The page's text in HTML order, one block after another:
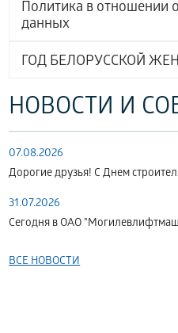
Политика в отношении
данных
ГОД БЕЛОРУССКОЙ
НОВОСТИ И
07.08.2026
Дорогие друзья! С Днем
31.07.2026
Сегодня в ОАО
ВСЕ НОВОСТИ